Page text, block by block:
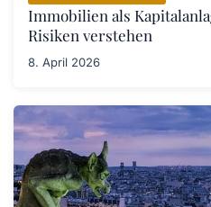
Immobilien als
Risiken verstehen
8. April 2026